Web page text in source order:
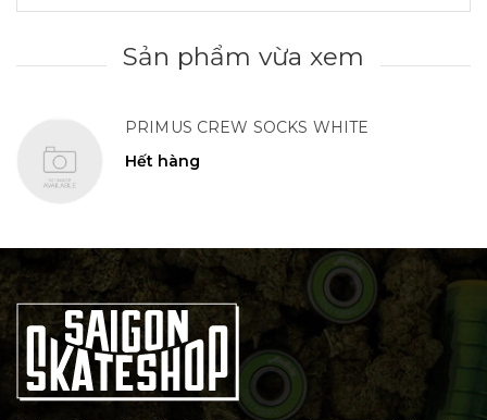
Sản phẩm vừa xem
PRIMUS CREW SOCKS WHITE
Hết hàng